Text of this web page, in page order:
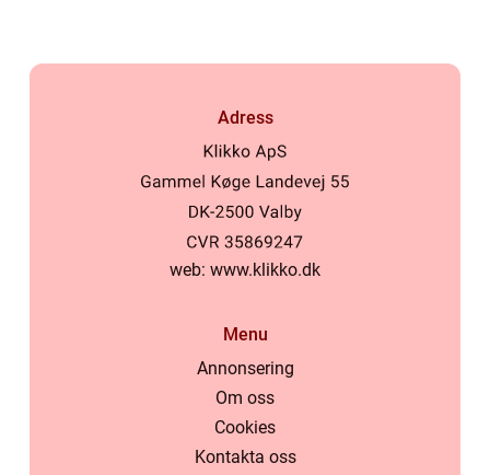
Adress
web: www.klikko.dk
Menu
Annonsering
Om oss
Cookies
Kontakta oss